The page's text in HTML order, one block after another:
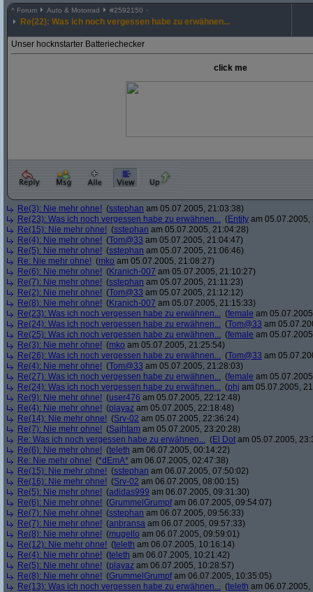
^ Forum Auto & Motorrad #2592150
Re(22): Was ich noch vergessen habe zu erwähnen...
Unser hocknstarter Batteriechecker
click me
Re(3): Nie mehr ohne! (sstephan am 05.07.2005, 21:03:38)
Re(23): Was ich noch vergessen habe zu erwähnen... (Entity am 05.07.2005,
Re(15): Nie mehr ohne! (sstephan am 05.07.2005, 21:04:28)
Re(4): Nie mehr ohne! (Tom@33 am 05.07.2005, 21:04:47)
Re(5): Nie mehr ohne! (sstephan am 05.07.2005, 21:06:46)
Re: Nie mehr ohne! (mko am 05.07.2005, 21:08:27)
Re(6): Nie mehr ohne! (Kranich-007 am 05.07.2005, 21:10:27)
Re(7): Nie mehr ohne! (sstephan am 05.07.2005, 21:11:23)
Re(2): Nie mehr ohne! (Tom@33 am 05.07.2005, 21:12:12)
Re(8): Nie mehr ohne! (Kranich-007 am 05.07.2005, 21:15:33)
Re(23): Was ich noch vergessen habe zu erwähnen... (female am
Re(24): Was ich noch vergessen habe zu erwähnen... (Tom@33 am
Re(25): Was ich noch vergessen habe zu erwähnen... (female am
Re(3): Nie mehr ohne! (mko am 05.07.2005, 21:25:54)
Re(26): Was ich noch vergessen habe zu erwähnen... (Tom@33 am
Re(4): Nie mehr ohne! (Tom@33 am 05.07.2005, 21:28:03)
Re(27): Was ich noch vergessen habe zu erwähnen... (female am
Re(24): Was ich noch vergessen habe zu erwähnen... (phj am 05.07.2005,
Re(9): Nie mehr ohne! (user476 am 05.07.2005, 22:12:48)
Re(4): Nie mehr ohne! (playaz am 05.07.2005, 22:18:48)
Re(14): Nie mehr ohne! (Srv-02 am 05.07.2005, 22:36:24)
Re(7): Nie mehr ohne! (Sajhtam am 05.07.2005, 23:20:28)
Re: Was ich noch vergessen habe zu erwähnen... (El Dot am 05.07.2005,
Re(6): Nie mehr ohne! (teleth am 06.07.2005, 00:14:22)
Re: Nie mehr ohne! (*dEmA* am 06.07.2005, 02:47:38)
Re(15): Nie mehr ohne! (sstephan am 06.07.2005, 07:50:02)
Re(16): Nie mehr ohne! (Srv-02 am 06.07.2005, 08:00:15)
Re(5): Nie mehr ohne! (adidas999 am 06.07.2005, 09:31:30)
Re(6): Nie mehr ohne! (GrummelGrumpfam 06.07.2005, 09:54:07)
Re(7): Nie mehr ohne! (sstephan am 06.07.2005, 09:56:33)
Re(7): Nie mehr ohne! (anbransa am 06.07.2005, 09:57:33)
Re(8): Nie mehr ohne! (mugello am 06.07.2005, 09:59:01)
Re(12): Nie mehr ohne! (teleth am 06.07.2005, 10:16:14)
Re(4): Nie mehr ohne! (teleth am 06.07.2005, 10:21:42)
Re(5): Nie mehr ohne! (playaz am 06.07.2005, 10:28:57)
Re(8): Nie mehr ohne! (GrummelGrumpfam 06.07.2005, 10:35:05)
Re(13): Was ich noch vergessen habe zu erwähnen... (teleth am 06.07.2005,